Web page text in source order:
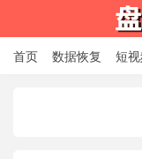
首页 数据恢复 短